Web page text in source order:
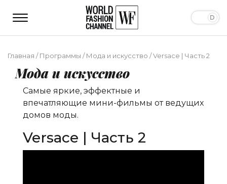
Главная /Программы /Мода и искусство /Versace | Часть 2
Мода и искусство
Самые яркие, эффектные и
впечатляющие мини-фильмы от ведущих
домов моды.
Versace | Часть 2